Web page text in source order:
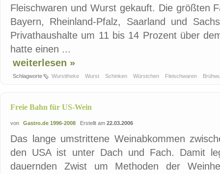
Fleischwaren und Wurst gekauft. Die größten
Bayern, Rheinland-Pfalz, Saarland und
Privathaushalte um 11 bis 14 Prozent über
hatte einen ...
weiterlesen »
Schlagworte Wursttheke Wurst Schinken Würstchen Fleischwaren
Freie Bahn für US-Wein
von Gastro.de 1996-2008 Erstellt am 22.03.2006
Das lange umstrittene Weinabkommen
den USA ist unter Dach und Fach. Damit
dauernden Zwist um Methoden der